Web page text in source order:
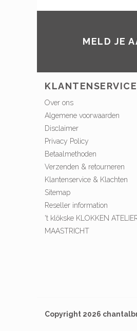
MELD JE
KLANTENSERVICE
Over ons
Algemene voorwaarden
Disclaimer
Privacy Policy
Betaalmethoden
Verzenden & retourneren
Klantenservice & Klachten
Sitemap
Reseller information
't klökske KLOKKEN
MAASTRICHT
Copyright 2026